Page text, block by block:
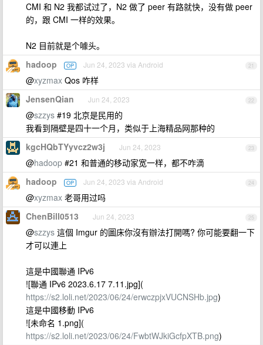
CMI 和 N2 我都试过了，N2 做了 peer 有路就快，没有做 peer
的，跟 CMI 一样的效果。
N2 目前就是个噱头。
21
hadoop OP Jun 24, 2023 via Android
@xyzmax Qos 咋样
22
JensenQian Jun 24, 2023
@szzys #19 北京是民用的
我看到隔壁是四十一个月，类似于上海精品网那种的
23
kgcHQbTYyvcz2w3j Jun 24, 2023
@hadoop #21 和普通的移动家宽一样，都不咋滴
24
hadoop OP Jun 24, 2023 via Android
@xyzmax 老哥用过吗
25
ChenBill0513 Jun 24, 2023
@szzys 這個 Imgur 的圖床你沒有辦法打開嗎? 你可能要翻一下
才可以連上
這是中國聯通 IPv6
![聯通 IPv6 2023.6.17 7.11.jpg](
https://s2.loli.net/2023/06/24/erwczpjxVUCNSHb.jpg)
這是中國移動 IPv6
![未命名 1.png](
https://s2.loli.net/2023/06/24/FwbtWJkiGcfpXTB.png)